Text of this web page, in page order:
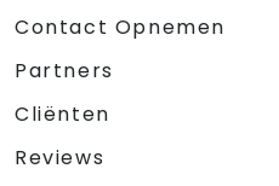
Contact Opnemen
Partners
Cliënten
Reviews